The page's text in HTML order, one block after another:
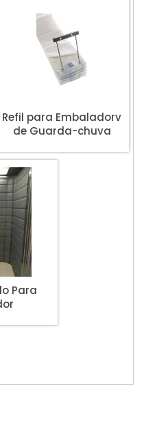
Refil para Embaladorv
de Guarda-chuva
Para